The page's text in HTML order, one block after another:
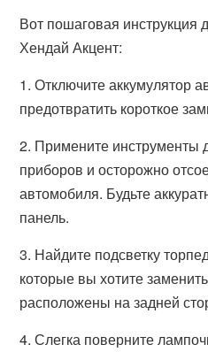
Вот пошаговая инструкция
Хендай Акцент:
1. Отключите аккумулятор
предотвратить короткое
2. Примените инструменты
приборов и осторожно
автомобиля. Будьте
панель.
3. Найдите подсветку
которые вы хотите
расположены на задней
4. Слегка поверните